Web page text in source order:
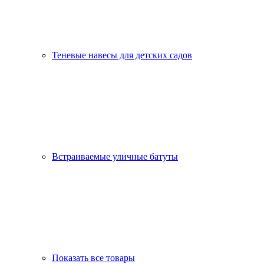
Теневые навесы для детских садов
Встраиваемые уличные батуты
Показать все товары